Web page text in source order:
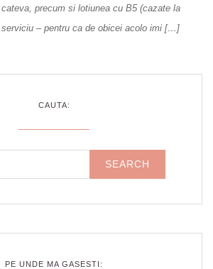
cateva, precum si lotiunea cu B5 (cazate la
serviciu – pentru ca de obicei acolo imi […]
CAUTA:
PE UNDE MA GASESTI: